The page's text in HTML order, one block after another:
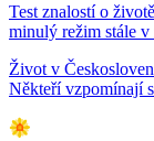
Test znalostí o
minulý režim stále v
Život v
Někteří vzpomínají